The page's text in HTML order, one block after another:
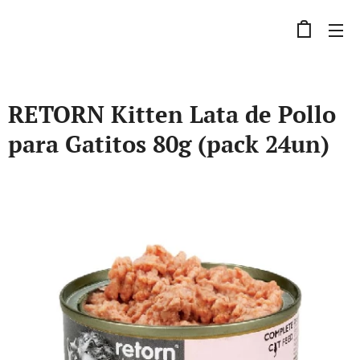
RETORN Kitten Lata de Pollo
para Gatitos 80g (pack 24un)